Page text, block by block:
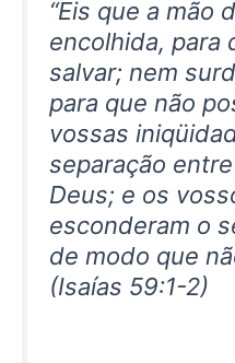
“Eis que a mão
encolhida, para
salvar; nem
para que não
vossas
separação
Deus; e os
esconderam o
de modo que
(Isaías 59:1-2)